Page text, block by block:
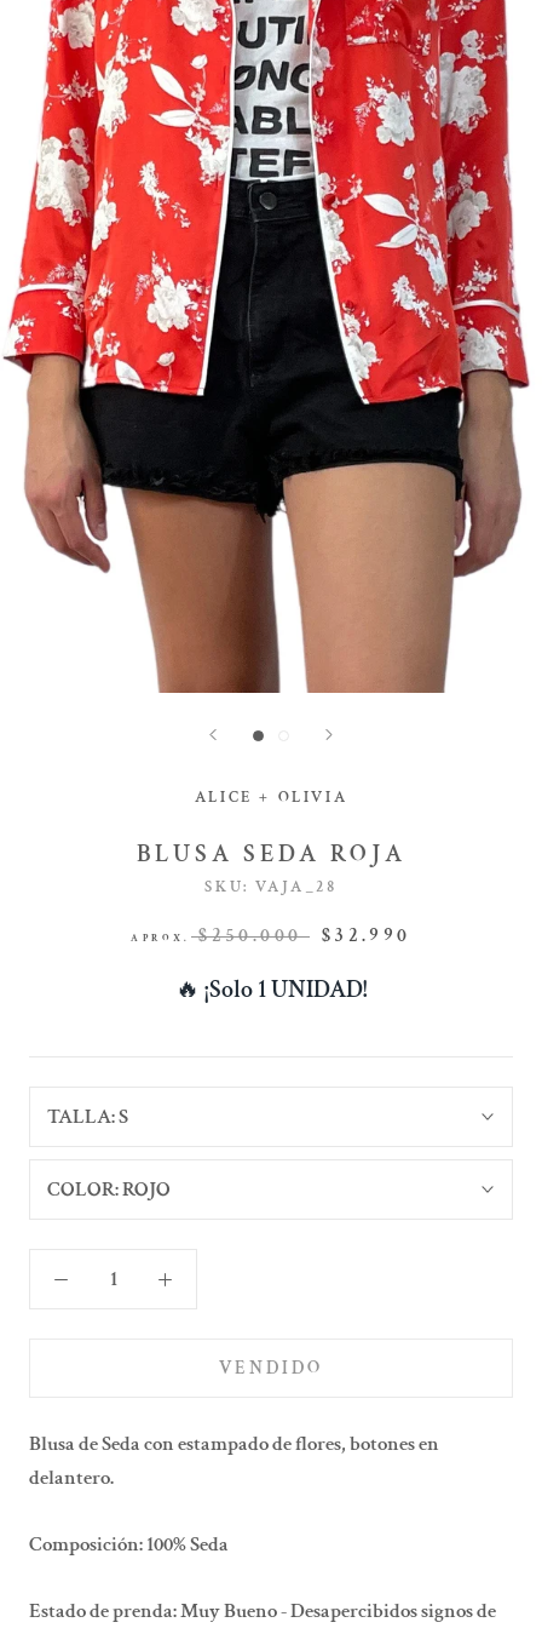
ALICE + OLIVIA
BLUSA SEDA ROJA
SKU:VAJA_28
APROX. $250.000 $32.990
🔥 ¡Solo 1 UNIDAD!
TALLA:S
COLOR:ROJO
VENDIDO
Blusa de Seda con estampado de flores, botones en
delantero.
Composición: 100% Seda
Estado de prenda: Muy Bueno - Desapercibidos signos de